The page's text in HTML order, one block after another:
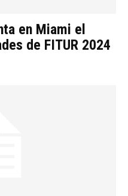
en Miami el
de FITUR 2024